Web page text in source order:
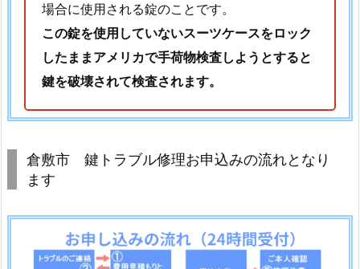
頼
1.
7.
2.
6.
市
団
地
場合に使用される錠のことです。
この錠を使用していないスーツケースをロック
したままアメリカで手荷物検査しようとすると
鍵を破壊されて検査されます。
倉敷市 鍵トラブル修理お申込みの流れとなり
ます